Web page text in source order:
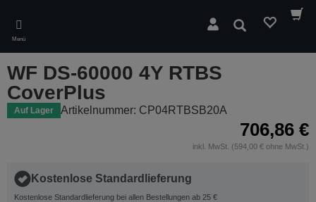
main
content
Menü
Suchen
WF DS-60000 4Y RTBS
CoverPlus
Auf Lager Artikelnummer: CP04RTBSB20A
706,86 €
inkl. MwSt. (594,00 € ohne MwSt.)
Kostenlose Standardlieferung
Kostenlose Standardlieferung bei allen Bestellungen ab 25 €